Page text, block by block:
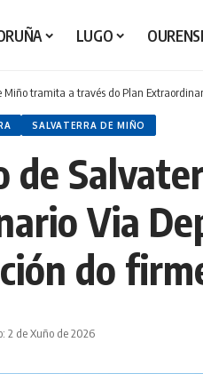
LUGO
Miño tramita a través do Plan
SALVATERRA DE MIÑO
de
Via
do
2 de Xuño de 2026